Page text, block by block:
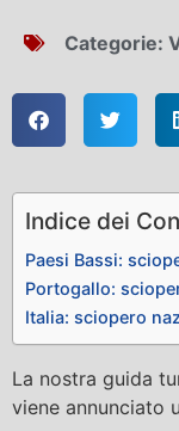
Categorie:
Indice dei
Paesi Bassi:
Portogallo:
Italia: sciopero
La nostra guida
viene annunciato